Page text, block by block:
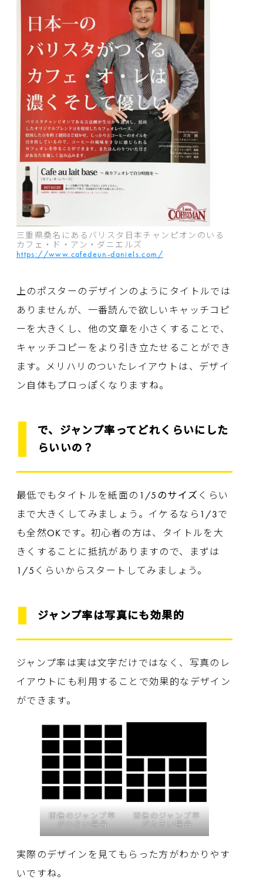
三重県桑名にあるバリスタ日本チャンピオンのいる
カフェ・ド・アン・ダニエルズ
https://www.cafedeun-daniels.com/
上のポスターのデザインのようにタイトルでは
ありませんが、一番読んで欲しいキャッチコピ
ーを大きくし、他の文章を小さくすることで、
キャッチコピーをより引き立たせることができ
ます。メリハリのついたレイアウトは、デザイ
ン自体もプロっぽくなりますね。
で、ジャンプ率ってどれくらいにした
らいいの？
最低でもタイトルを紙面の 1/5のサイズ くらい
まで大きくしてみましょう。イケるなら1/3で
も全然OKです。初心者の方は、タイトルを大
きくすることに抵抗がありますので、まずは
1/5くらいからスタートしてみましょう。
ジャンプ率は写真にも効果的
ジャンプ率は実は文字だけではなく、写真のレ
イアウトにも利用することで効果的なデザイン
ができます。
画像のジャンプ率
が小さい場合
画像のジャンプ率
が大きい場合
実際のデザインを見てもらった方がわかりやす
いですね。